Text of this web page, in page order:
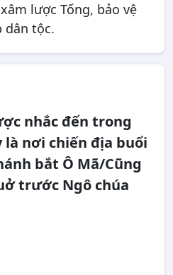
lược Tống, bảo vệ
dân tộc.
nhắc đến trong
là nơi chiến địa buổi
bắt Ô Mã/Cũng
trước Ngô chúa